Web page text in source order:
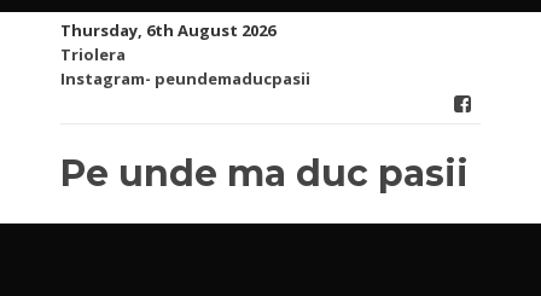
Thursday, 6th August 2026
Triolera
Instagram- peundemaducpasii
Pe unde ma duc pasii